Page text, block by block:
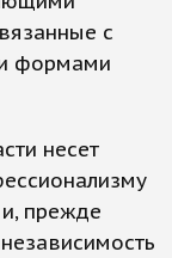
с
формами
несет
прежде